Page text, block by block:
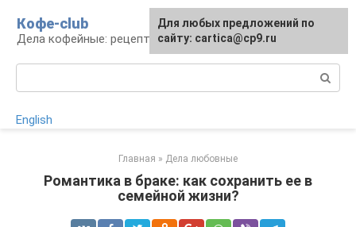
контенту
Кофе-club
Дела кофейные: рецепты и приготовление
English
Главная » Дела любовные
Романтика в браке: как сохранить ее в
семейной жизни?
Для любых предложений по
сайту: cartica@cp9.ru